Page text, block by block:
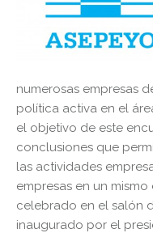
numerosas empresas
política activa en el
el objetivo de este
conclusiones que
las actividades
empresas en un
celebrado en el salón
inaugurado por el